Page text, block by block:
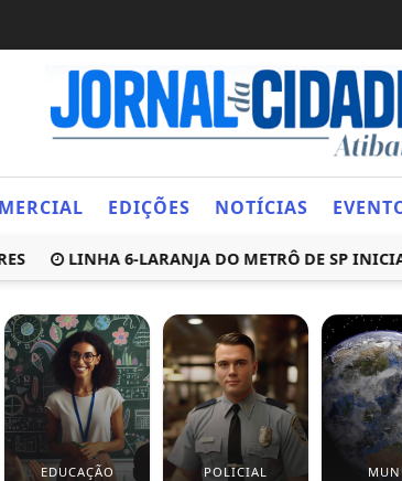
EDIÇÕES NOTÍCIAS
LINHA 6-LARANJA DO METRÔ DE SP INICIA
EDUCAÇÃO POLICIAL